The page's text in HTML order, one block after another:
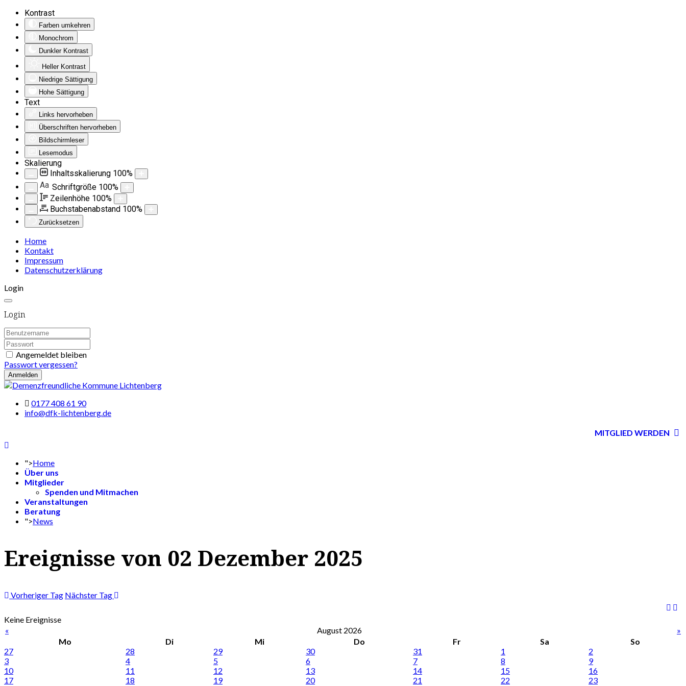
Kontrast
Farben umkehren
Monochrom
Dunkler Kontrast
Heller Kontrast
Niedrige Sättigung
Hohe Sättigung
Text
Links hervorheben
Überschriften hervorheben
Bildschirmleser
Lesemodus
Skalierung
Inhaltsskalierung 100%
Aa Schriftgröße 100%
Zeilenhöhe 100%
Buchstabenabstand 100%
Zurücksetzen
Home
Kontakt
Impressum
Datenschutzerklärung
Login
Login
Angemeldet bleiben
Passwort vergessen?
Anmelden
0177 408 61 90
info@dfk-lichtenberg.de
MITGLIED WERDEN
">Home
Über uns
Mitglieder
Spenden und Mitmachen
Veranstaltungen
Beratung
">News
Ereignisse von 02 Dezember 2025
Vorheriger Tag Nächster Tag
Keine Ereignisse
«
August 2026
»
Mo
Di Mi Do Fr Sa
So
27
28 29 30 31 1
2
3
4 5 6 7 8
9
10
11 12 13 14 15
16
17
18 19 20 21 22
23